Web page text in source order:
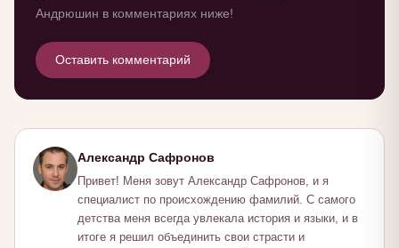
Андрюшин в комментариях ниже!
Оставить комментарий
Александр Сафронов
Привет! Меня зовут Александр Сафронов, и я
специалист по происхождению фамилий. С самого
детства меня всегда увлекала история и языки, и в
итоге я решил объединить свои страсти и